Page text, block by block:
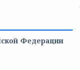
Федерации